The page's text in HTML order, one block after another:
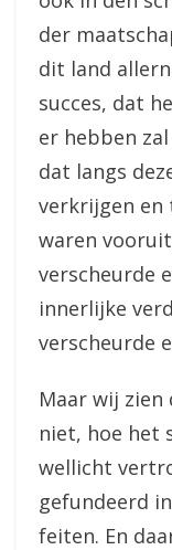
der
dit land
succes, dat
er hebben
dat langs
verkrijgen en
waren
verscheurde
innerlijke
verscheurde
Maar wij
niet, hoe het
wellicht
gefundeerd
feiten. En